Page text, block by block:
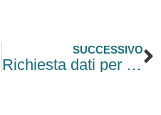
SUCCESSIVO
Richiesta dati per la Dichiarazione IVA 2026